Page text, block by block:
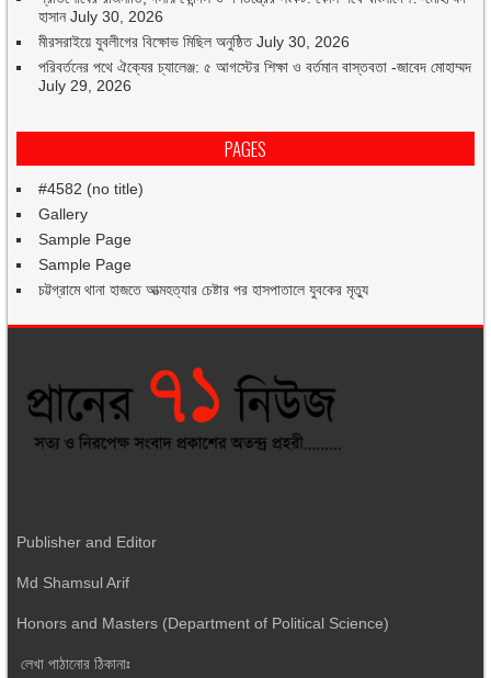
হাসান July 30, 2026
মীরসরাইয়ে যুবলীগের বিক্ষোভ মিছিল অনুষ্ঠিত July 30, 2026
পরিবর্তনের পথে ঐক্যের চ্যালেঞ্জ: ৫ আগস্টের শিক্ষা ও বর্তমান বাস্তবতা -জাবেদ মোহাম্মদ
July 29, 2026
PAGES
#4582 (no title)
Gallery
Sample Page
Sample Page
চট্টগ্রামে থানা হাজতে আত্মহত্যার চেষ্টার পর হাসপাতালে যুবকের মৃত্যু
Publisher and Editor
Md Shamsul Arif
Honors and Masters (Department of Political Science)
লেখা পাঠানোর ঠিকানাঃ